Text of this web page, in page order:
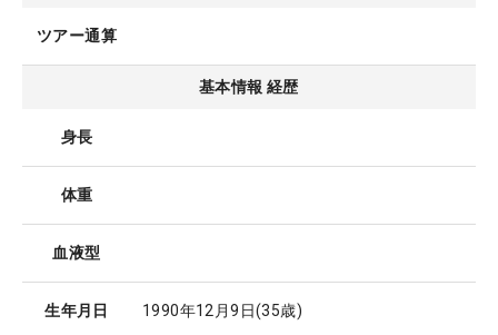
ツアー通算
基本情報 経歴
身長
体重
血液型
生年月日 1990年12月9日(35歳)